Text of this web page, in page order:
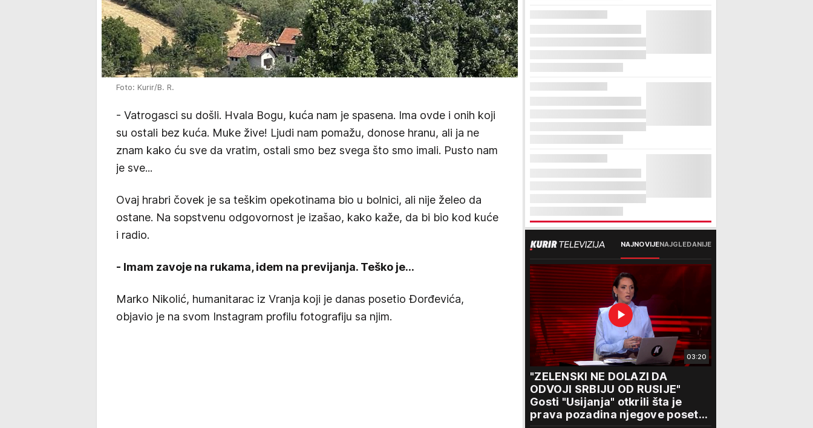
Foto: Kurir/B. R.
- Vatrogasci su došli. Hvala Bogu, kuća nam je spasena. Ima ovde i onih koji
su ostali bez kuća. Muke žive! Ljudi nam pomažu, donose hranu, ali ja ne
znam kako ću sve da vratim, ostali smo bez svega što smo imali. Pusto nam
je sve...
Ovaj hrabri čovek je sa teškim opekotinama bio u bolnici, ali nije želeo da
ostane. Na sopstvenu odgovornost je izašao, kako kaže, da bi bio kod kuće
i radio.
- Imam zavoje na rukama, idem na previjanja. Teško je...
Marko Nikolić, humanitarac iz Vranja koji je danas posetio Đorđevića,
objavio je na svom Instagram profilu fotografiju sa njim.
NAJNOVIJENAJGLEDANIJE
03:20
"ZELENSKI NE DOLAZI DA
ODVOJI SRBIJU OD RUSIJE"
Gosti "Usijanja" otkrili šta je
prava pozadina njegove posete